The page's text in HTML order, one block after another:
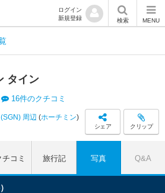
ログイン
新規登録
検索 MENU
タイン
16件のクチコミ
周辺 (ホーチミン)
シェア クリップ
チコミ 旅行記 写真 Q&A